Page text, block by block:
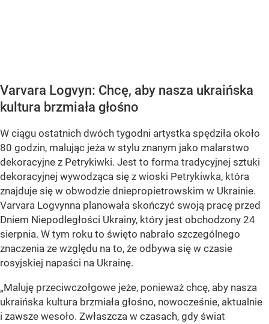
Varvara Logvyn: Chcę, aby nasza ukraińska
kultura brzmiała głośno
W ciągu ostatnich dwóch tygodni artystka spędziła około
80 godzin, malując jeża w stylu znanym jako malarstwo
dekoracyjne z Petrykiwki. Jest to forma tradycyjnej sztuki
dekoracyjnej wywodząca się z wioski Petrykiwka, która
znajduje się w obwodzie dniepropietrowskim w Ukrainie.
Varvara Logvynna planowała skończyć swoją pracę przed
Dniem Niepodległości Ukrainy, który jest obchodzony 24
sierpnia. W tym roku to święto nabrało szczególnego
znaczenia ze względu na to, że odbywa się w czasie
rosyjskiej napaści na Ukrainę.
„Maluję przeciwczołgowe jeże, ponieważ chcę, aby nasza
ukraińska kultura brzmiała głośno, nowocześnie, aktualnie
i zawsze wesoło. Zwłaszcza w czasach, gdy świat